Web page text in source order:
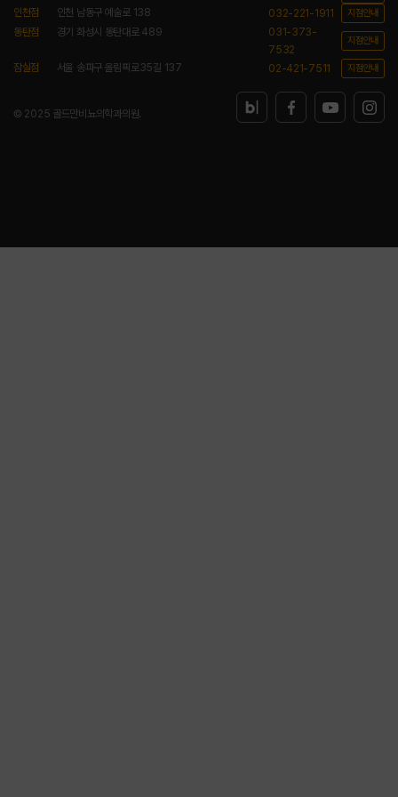
인천점 인천 남동구 예술로 138 032-221-1911 지점안내
동탄점 경기 화성시 동탄대로 489
031-373-
7532
지점안내
잠실점 서울 송파구 올림픽로35길 137 02-421-7511 지점안내
© 2025 골드만비뇨의학과의원.